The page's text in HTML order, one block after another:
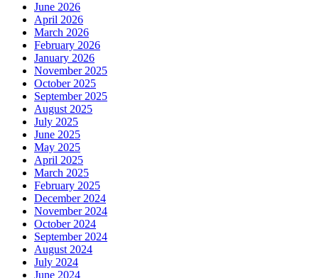
June 2026
April 2026
March 2026
February 2026
January 2026
November 2025
October 2025
September 2025
August 2025
July 2025
June 2025
May 2025
April 2025
March 2025
February 2025
December 2024
November 2024
October 2024
September 2024
August 2024
July 2024
June 2024